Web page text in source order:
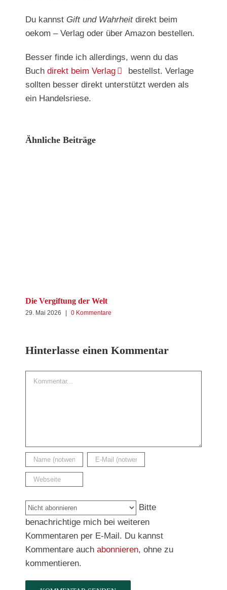
Du kannst Gift und Wahrheitdirekt beim
oekom – Verlag oder über Amazon bestellen.
Besser finde ich allerdings, wenn du das
Buch direkt beim Verlag
bestellst. Verlage
sollten besser direkt unterstützt werden als
ein Handelsriese.
Ähnliche Beiträge
Die Vergiftung der Welt
29. Mai 2026 | 0 Kommentare
Hinterlasse einen Kommentar
Kommentar
Bitte
benachrichtige mich bei weiteren
Kommentaren per E-Mail. Du kannst
Kommentare auch abonnieren, ohne zu
kommentieren.